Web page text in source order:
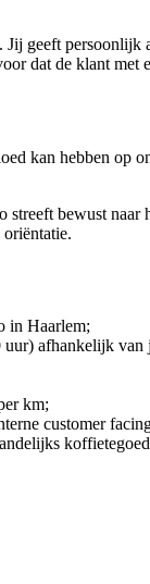
geeft
dat de klant met
kan hebben op
bewust
in Haarlem;
afhankelijk van
km;
customer